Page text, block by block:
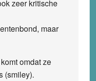
zeer kritische
maar
omdat ze
(smiley).